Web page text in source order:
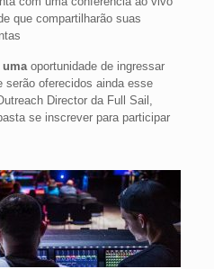
que compartilharão suas
oportunidade de ingressar
serão oferecidos ainda esse
Director da Full Sail,
se inscrever para participar